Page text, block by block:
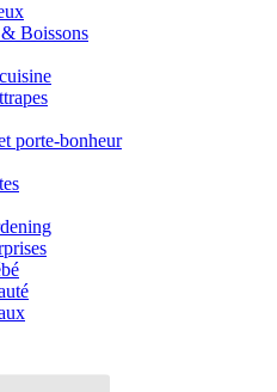
Boissons
porte-bonheur